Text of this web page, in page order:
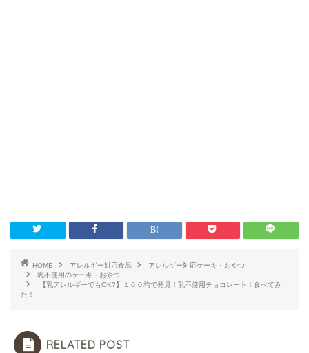
HOME アレルギー対応食品
アレルギー対応ケーキ・おやつ
乳不使用のケーキ・おやつ
【乳アレルギーでもOK?】１００均で発見！乳不使用チョコレート！食べてみ
た！
RELATED POST